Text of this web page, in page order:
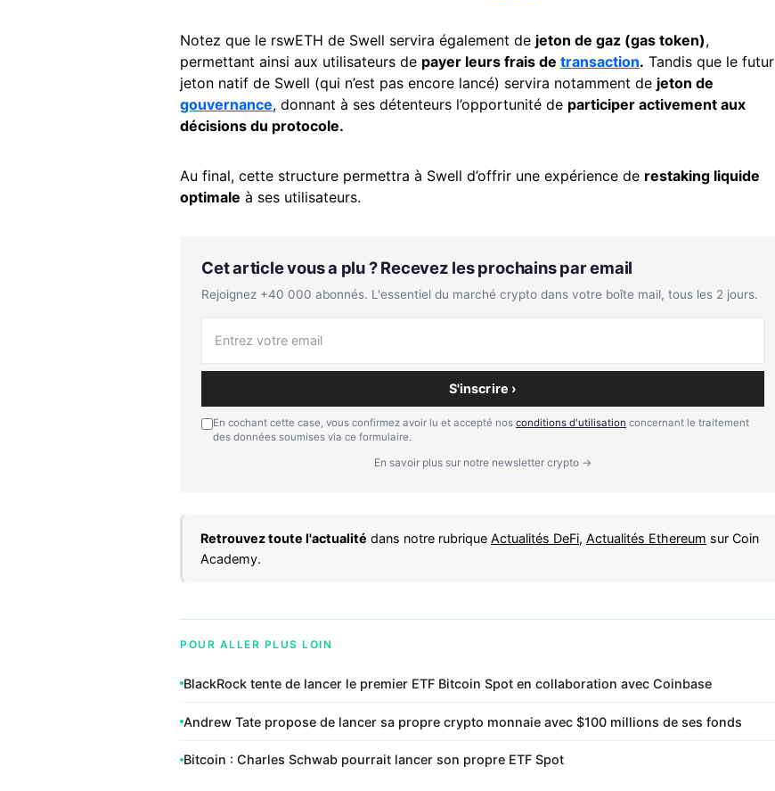
Notez que le rswETH de Swell servira également de jeton de gaz (gas token),
permettant ainsi aux utilisateurs de payer leurs frais de transaction. Tandis que le futur
jeton natif de Swell (qui n’est pas encore lancé) servira notamment de jeton de
gouvernance, donnant à ses détenteurs l’opportunité de participer activement aux
décisions du protocole.
Au final, cette structure permettra à Swell d’offrir une expérience de restaking liquide
optimale à ses utilisateurs.
Cet article vous a plu ? Recevez les prochains par email
Rejoignez +40 000 abonnés. L'essentiel du marché crypto dans votre boîte mail, tous les 2 jours.
S'inscrire ›
En cochant cette case, vous confirmez avoir lu et accepté nos conditions d'utilisation concernant le traitement
des données soumises via ce formulaire.
En savoir plus sur notre newsletter crypto →
Retrouvez toute l'actualité dans notre rubrique Actualités DeFi, Actualités Ethereum sur Coin
Academy.
POUR ALLER PLUS LOIN
BlackRock tente de lancer le premier ETF Bitcoin Spot en collaboration avec Coinbase
Andrew Tate propose de lancer sa propre crypto monnaie avec $100 millions de ses fonds
Bitcoin : Charles Schwab pourrait lancer son propre ETF Spot